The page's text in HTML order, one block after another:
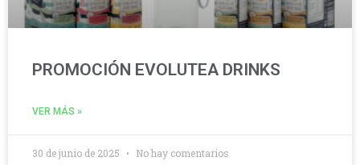
PROMOCIÓN EVOLUTEA DRINKS
VER MÁS »
30 de junio de 2025 No hay comentarios